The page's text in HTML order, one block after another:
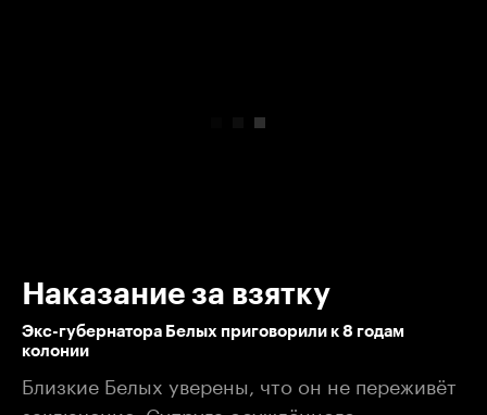
Наказание за взятку
Экс-губернатора Белых приговорили к 8 годам
колонии
Близкие Белых уверены, что он не переживёт